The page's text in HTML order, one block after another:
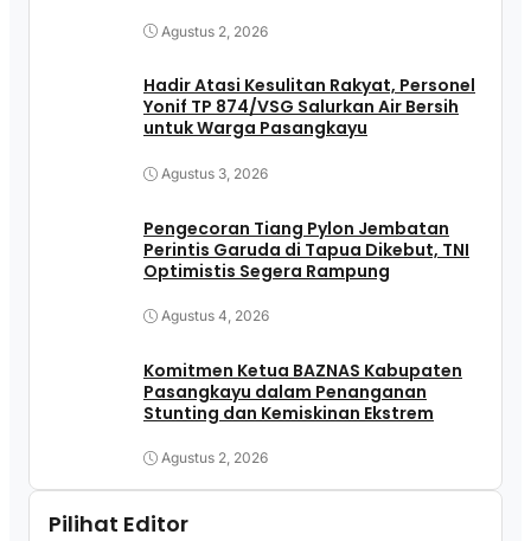
Agustus 2, 2026
Hadir Atasi Kesulitan Rakyat, Personel
Yonif TP 874/VSG Salurkan Air Bersih
untuk Warga Pasangkayu
Agustus 3, 2026
Pengecoran Tiang Pylon Jembatan
Perintis Garuda di Tapua Dikebut, TNI
Optimistis Segera Rampung
Agustus 4, 2026
Komitmen Ketua BAZNAS Kabupaten
Pasangkayu dalam Penanganan
Stunting dan Kemiskinan Ekstrem
Agustus 2, 2026
Pilihat Editor